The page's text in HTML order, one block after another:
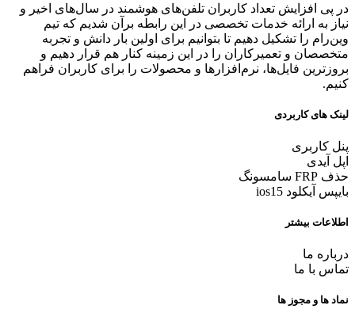
در پی افزایش تعداد کاربران تلفن‌های هوشمند در سال‌های اخیر و
نیاز به ارائه خدمات تخصصی در این رابطه برآن شدیم که تیم
وین‌رام را تشکیل دهیم تا بتوانیم برای اولین بار دانش و تجربه
متخصصان و تعمیرکاران را در این زمینه کنار هم قرار دهیم و
بروزترین فایل‌ها، نرم‌افزارها و محصولات را برای کاربران فراهم
کنیم.
لینک های کاربردی
پنل کاربری
اپل آیدی
حذف FRP سامسونگ
بایپس آیکلود ios15
اطلاعات بیشتر
درباره ما
تماس با ما
نماد ها و مجوز ها